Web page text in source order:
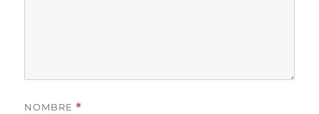
NOMBRE *